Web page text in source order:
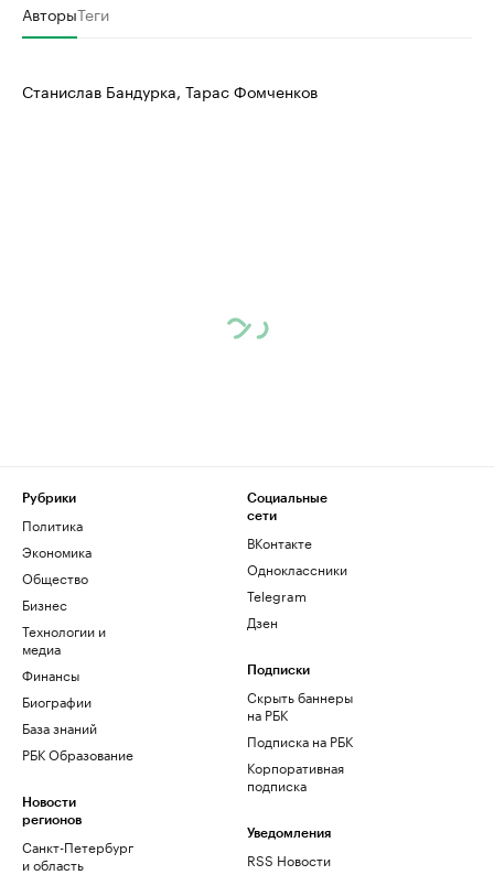
АвторыТеги
Станислав Бандурка, Тарас Фомченков
Рубрики
Политика
Экономика
Общество
Бизнес
Технологии и
медиа
Финансы
Биографии
База знаний
РБК Образование
Новости
регионов
Санкт-Петербург
и область
Социальные
сети
ВКонтакте
Одноклассники
Telegram
Дзен
Подписки
Скрыть баннеры
на РБК
Подписка на РБК
Корпоративная
подписка
Уведомления
RSS Новости